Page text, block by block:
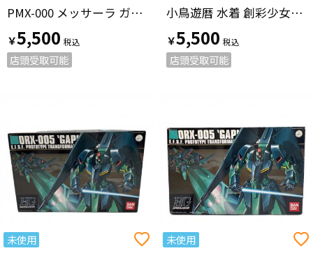
PMX-000 メッサーラ ガンプラ 2203511 HG 1/144
￥5,500
店頭受取可能
小鳥遊暦 水着 創彩少女庭園
￥5,500
店頭受取可能
未使用 未使用